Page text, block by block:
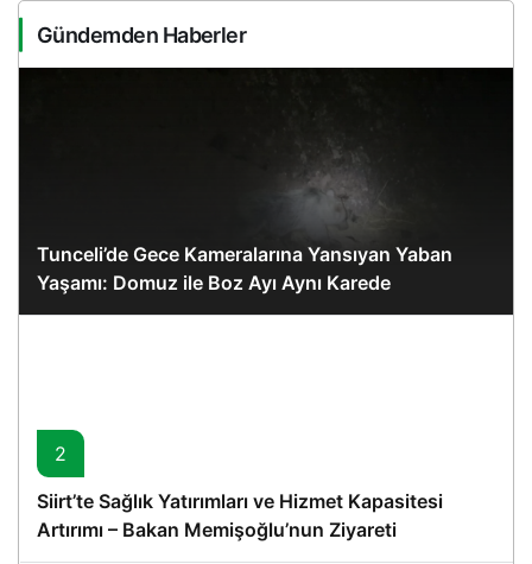
Gündemden Haberler
Tunceli’de Gece Kameralarına Yansıyan Yaban
Yaşamı: Domuz ile Boz Ayı Aynı Karede
2
Siirt’te Sağlık Yatırımları ve Hizmet Kapasitesi
Artırımı – Bakan Memişoğlu’nun Ziyareti